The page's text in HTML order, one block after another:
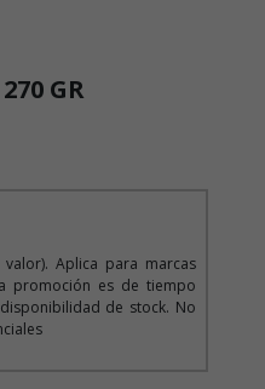
GR
Aplica para marcas
promoción es de tiempo
de stock. No